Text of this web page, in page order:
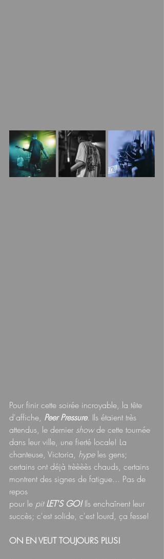
Pour finir cette soirée incroyable, la tête
d'affiche, Peer Pressure. Ils étaient très
attendus, le dernier show de cette tournée
dans leur ville, une fierté locale! La
chanteuse, Victoria, hype les gens;
certains ont déjà trèèèès chauds, certains
montrent des signes de fatigue... Pas de
repos
pour le pit LET'S GO! Ils enchaînent leur
succès; c'est solide, c'est lourd, ça fesse!
ON EN VEUT TOUJOURS PLUS!